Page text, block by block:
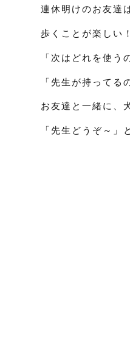
連休明けのお友達
歩くことが楽しい
「次はどれを使う
「先生が持って
お友達と一緒に、
「先生どうぞ～」